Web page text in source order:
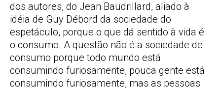
dos autores, do Jean Baudrillard, aliado à
idéia de Guy Débord da sociedade do
espetáculo, porque o que dá sentido à vida é
o consumo. A questão não é a sociedade de
consumo porque todo mundo está
consumindo furiosamente, pouca gente está
consumindo furiosamente, mas as pessoas